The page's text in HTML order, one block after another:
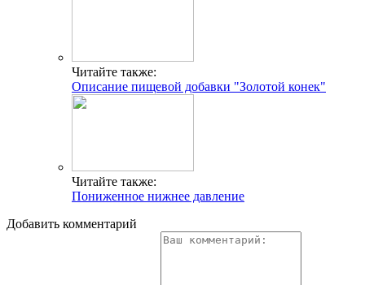
Читайте также:
Описание пищевой добавки "Золотой конек"
Читайте также:
Пониженное нижнее давление
Добавить комментарий